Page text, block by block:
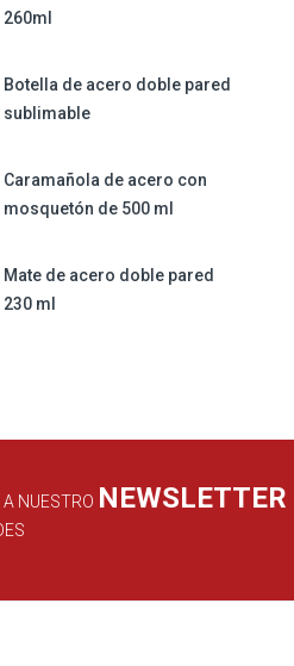
260ml
Botella de acero doble pared
sublimable
Caramañola de acero con
mosquetón de 500 ml
Mate de acero doble pared
230 ml
NUESTRO NEWSLETTER